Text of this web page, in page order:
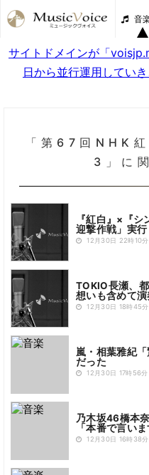
音
サイトドメインが「
日から並行運用してい
「第67回NHK
3」に
『紅白』×『
迎撃作戦」実行
12月30日 22時10分
TOKIO長瀬、
想いも含めて演
12月30日 18時45分
嵐・相葉雅紀
だった
12月30日 17時56分
乃木坂46橋本
「本番で言いま
12月30日 16時38分